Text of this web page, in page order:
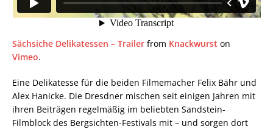
Sächsiche Delikatessen – Trailer from Knackwurst on
Vimeo.
Eine Delikatesse für die beiden Filmemacher Felix Bähr und
Alex Hanicke. Die Dresdner mischen seit einigen Jahren mit
ihren Beiträgen regelmäßig im beliebten Sandstein-
Filmblock des Bergsichten-Festivals mit – und sorgen dort